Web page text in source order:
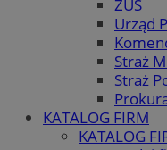
ZUS
Urząd
Straż
Straż
KATALOG FIRM
KATALOG